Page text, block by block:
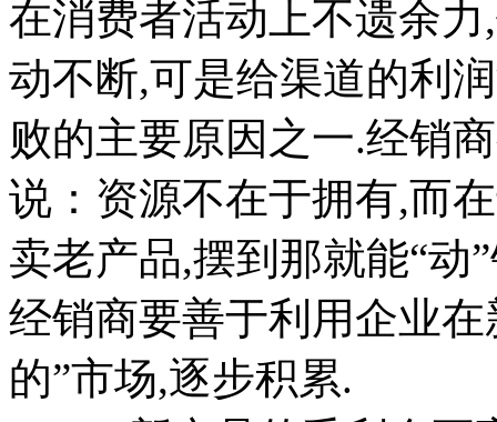
在消费者活动上不遗余
动不断,可是给渠道的利
败的主要原因之一.经销
说：资源不在于拥有,而
卖老产品,摆到那就能“动
经销商要善于利用企业
的”市场,逐步积累.